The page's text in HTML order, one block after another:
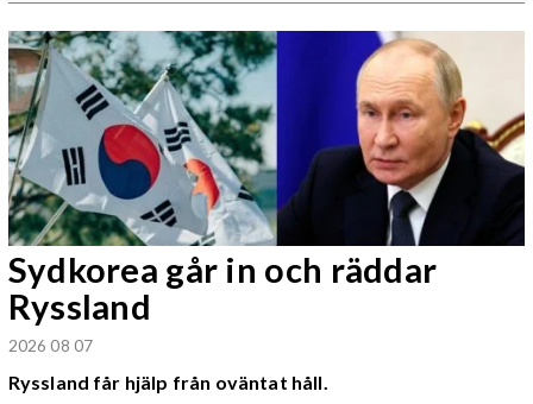
Sydkorea går in och räddar
Ryssland
2026 08 07
Ryssland får hjälp från oväntat håll.